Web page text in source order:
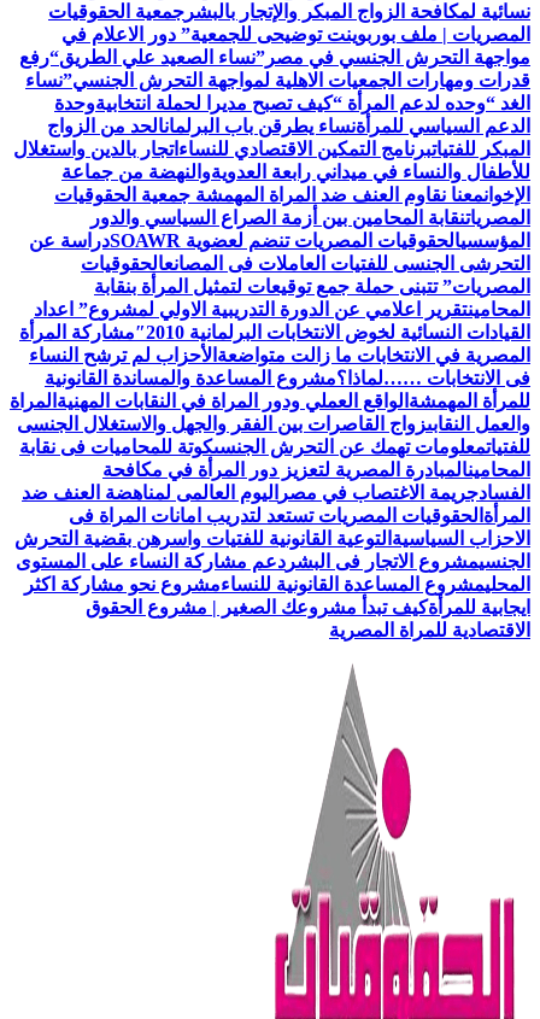
نسائية لمكافحة الزواج المبكر والإتجار بالبشر جمعية الحقوقيات
المصريات | ملف بوربوينت توضيحى للجمعية” دور الاعلام في
مواجهة التحرش الجنسي في مصر”نساء الصعيد علي الطريق“رفع
قدرات ومهارات الجمعيات الاهلية لمواجهة التحرش الجنسي”نساء
الغد “وحده لدعم المرأة “كيف تصبح مديرا لحملة انتخابيةوحدة
الدعم السياسي للمرأةنساء يطرقن باب البرلمانالحد من الزواج
المبكر للفتياتبرنامج التمكين الاقتصادي للنساء اتجار بالدين واستغلال
للأطفال والنساء في ميداني رابعة العدويةوالنهضة من جماعة
الإخوانمعنا نقاوم العنف ضد المراة المهمشة جمعية الحقوقيات
المصرياتنقابة المحامين بين أزمة الصراع السياسي والدور
المؤسسيالحقوقيات المصريات تنضم لعضوية SOAWR
دراسة عن
التحرشى الجنسى للفتيات العاملات فى المصانعالحقوقيات
المصريات” تتبنى حملة جمع توقيعات لتمثيل المرأة بنقابة
المحامينتقرير اعلامي عن الدورة التدريبية الاولي لمشروع” اعداد
القيادات النسائية لخوض الانتخابات البرلمانية 2010″
مشاركة المرأة
المصرية في الانتخابات ما زالت متواضعة الأحزاب لم ترشح النساء
فى الانتخابات ……لماذا؟مشروع المساعدة والمساندة القانونية
للمرأة المهمشة الواقع العملي ودور المراة في النقابات المهنية المراة
والعمل النقابىزواج القاصرات بين الفقر والجهل والاستغلال الجنسى
للفتياتمعلومات تهمك عن التحرش الجنسىكوتة للمحاميات فى نقابة
المحامينالمبادرة المصرية لتعزيز دور المرأة في مكافحة
الفسادجريمة الاغتصاب في مصر اليوم العالمى لمناهضة العنف ضد
المرأة الحقوقيات المصريات تستعد لتدريب امانات المراة فى
الاحزاب السياسية التوعية القانونية للفتيات واسرهن بقضية التحرش
الجنسيمشروع الاتجار فى البشر دعم مشاركة النساء على المستوى
المحليمشروع المساعدة القانونية للنساءمشروع نحو مشاركة اكثر
ايجابية للمرأةكيف تبدأ مشروعك الصغير | مشروع الحقوق
الاقتصادية للمراة المصرية